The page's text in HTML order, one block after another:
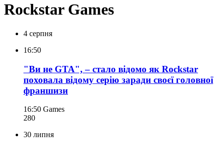
Rockstar Games
4 серпня
16:50
"Ви не GTA", – стало відомо як Rockstar
поховала відому серію заради своєї головної
франшизи
16:50 Games
280
30 липня